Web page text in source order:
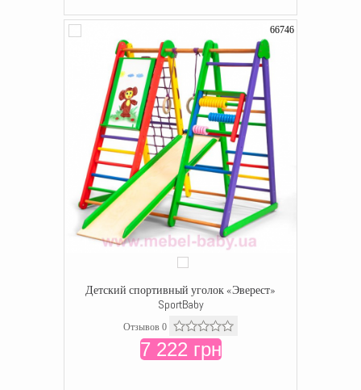
66746
Детский спортивный уголок «Эверест»
SportBaby
Отзывов 0
7 222 грн